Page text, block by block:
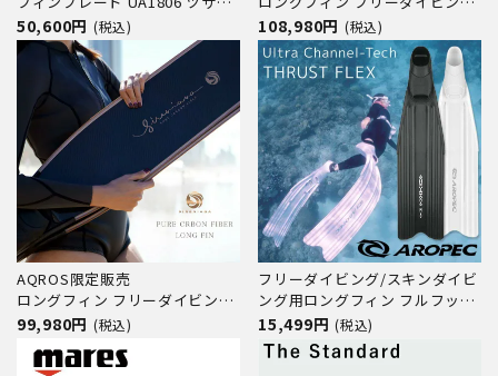
ポーツ フィン 足ヒレ フリーダ
イビング スキンダイビング ダイ
ビング 素潜り ブレード
50,600円 (税込)
SIRENIANA シレニアナ フルフッ
トフィン カーボンフィン
108,980円 (税込)
AQROS限定販売
ロングフィン フリーダイビング
SIRENIANA シレニアナ フルフッ
99,980円 (税込)
フリーダイビング/スキンダイビ
ング用ロングフィン フルフット
タイプ【FFL Ultra Channel-
Tech PP THRUST FLEX / ロング
フィン (足ひれ)】AROPEC(アロ
15,499円 (税込)